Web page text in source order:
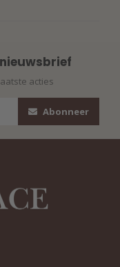
acties
Abonneer